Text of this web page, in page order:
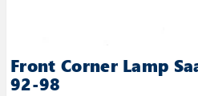
Front Corner Lamp
92-98